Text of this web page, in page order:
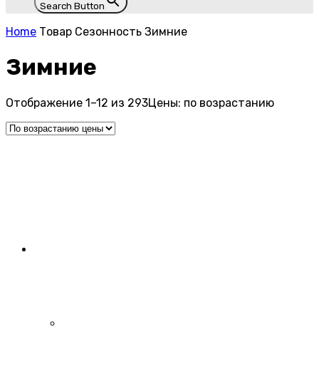
Search Button
Home Товар Сезонность Зимние
Зимние
Отображение 1–12 из 293Цены: по возрастанию